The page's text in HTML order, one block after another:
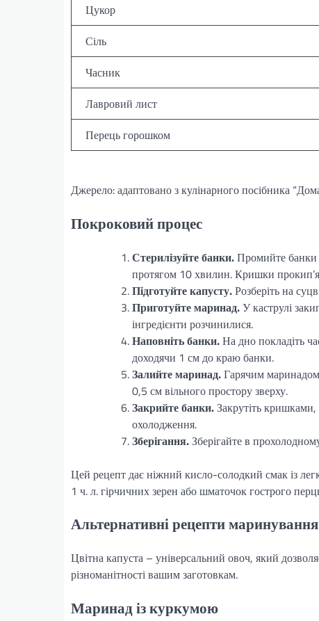
Цукор
Сіль
Часник
Лавровий лист
Перець горошком
Джерело: адаптовано з кулінарного посібника
Покроковий процес
Стерилізуйте банки.Промийте банки
протягом 10 хвилин. Кришки
Підготуйте капусту.Розберіть на
Приготуйте маринад.У каструлі
інгредієнти розчинилися.
Наповніть банки.На дно покладіть
доходячи 1 см до краю банки.
Залийте маринад.Гарячим
0,5 см вільного простору зверху.
Закрийте банки.Закрутіть
охолодження.
Зберігання.Зберігайте в
Цей рецепт дає ніжний кисло-солодкий смак із
1 ч. л. гірчичних зерен або шматочок гострого
Альтернативні рецепти маринування
Цвітна капуста – універсальний овоч, який
різноманітності вашим заготовкам.
Маринад із куркумою